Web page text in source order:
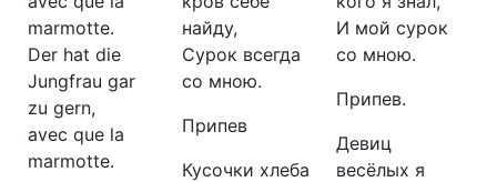
marmotte.
Der hat die
Jungfrau gar
zu gern,
avec que la
marmotte.
найду,
Сурок всегда
со мною.
Припев
Кусочки хлеба
И мой сурок
со мною.
Припев.
Девиц
весёлых я